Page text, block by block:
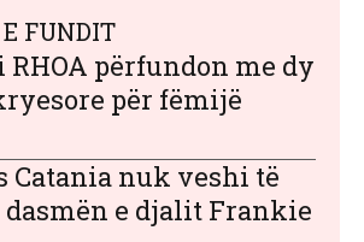
FUNDIT
RHOA përfundon me dy
për fëmijë
Catania nuk veshi të
dasmën e djalit Frankie